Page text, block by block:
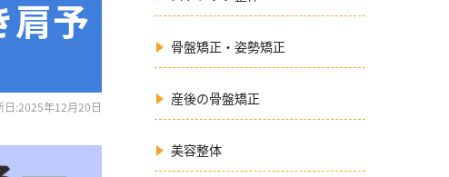
肩予
日:2025年12月20日
骨盤矯正・姿勢矯正
産後の骨盤矯正
美容整体